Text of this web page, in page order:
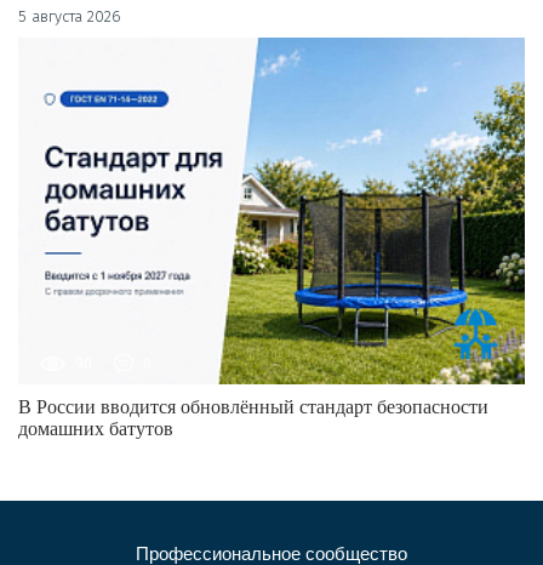
5 августа 2026
В России вводится обновлённый стандарт безопасности
домашних батутов
Профессиональное сообщество